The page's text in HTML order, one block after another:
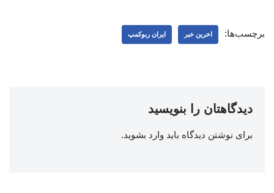
برچسب‌ها: اخرین خبر ایران ربوکمپ
دیدگاهتان را بنویسید
برای نوشتن دیدگاه باید وارد بشوید.